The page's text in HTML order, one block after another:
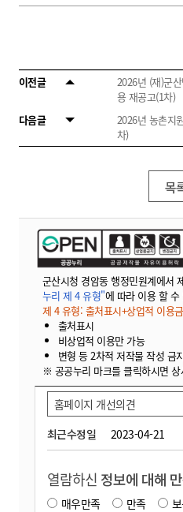
이전글
2026년 (재)군
용 재공고(1차)
다음글
2026년 농촌지
차)
목
군산시청 경암동 행정민원계에서
누리 제 4 유형"에 따라 이용 할 수
제 4 유형: 출처표시+상업적 이용
출처표시
비상업적 이용만 가능
변형 등 2차적 저작물 작성 금
※ 공공누리 마크를 클릭하시면
최근수정일 2023-04-21
홈페이지 개선의견
열람하신 정보에 대해
매우만족 만족